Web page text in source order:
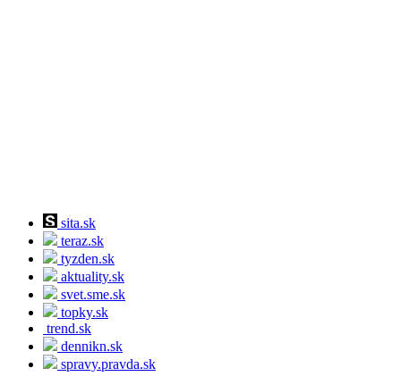
sita.sk
teraz.sk
tyzden.sk
aktuality.sk
svet.sme.sk
topky.sk
trend.sk
dennikn.sk
spravy.pravda.sk